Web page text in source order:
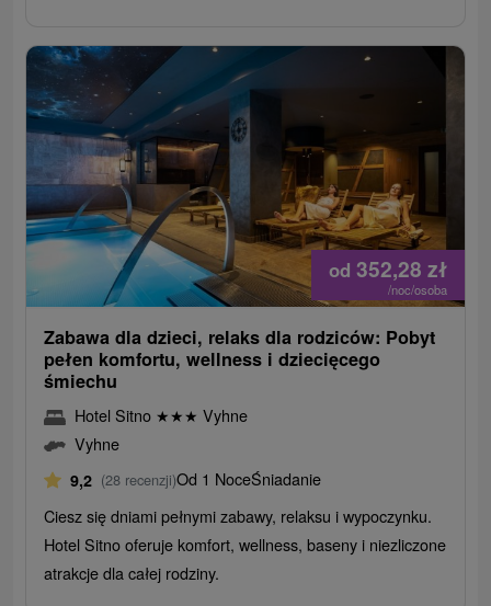
od 352,28 zł
/noc/osoba
Zabawa dla dzieci, relaks dla rodziców: Pobyt
pełen komfortu, wellness i dziecięcego
śmiechu
Hotel Sitno ★★★ Vyhne
Vyhne
9,2 (28 recenzji)Od 1 NoceŚniadanie
Ciesz się dniami pełnymi zabawy, relaksu i wypoczynku.
Hotel Sitno oferuje komfort, wellness, baseny i niezliczone
atrakcje dla całej rodziny.